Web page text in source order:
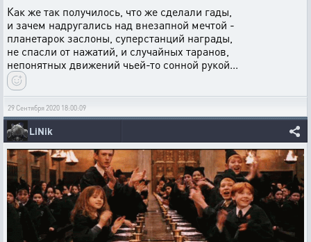
Как же так получилось, что же сделали гады,
и зачем надругались над внезапной мечтой -
планетарок заслоны, суперстанций награды,
не спасли от нажатий, и случайных таранов,
непонятных движений чьей-то сонной рукой...
29 Сентября 2020 18:00:09
LiNik